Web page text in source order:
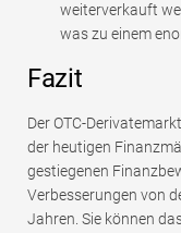
weiterverkauft
was zu einem
Fazit
Der OTC-
der heutigen
gestiegenen
Verbesserungen von
Jahren. Sie können